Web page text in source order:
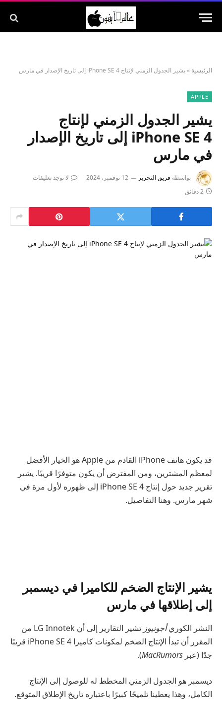
الرئيسية »يشير الجدول الزمني لإنتاج iPhone SE 4 إلى تاريخ الإصدار في مارس
APPLE
يشير الجدول الزمني لإنتاج
iPhone SE 4 إلى تاريخ الإصدار
في مارس
بواسطة فريق التحرير 12 نوفمبر، 2024
لا توجد تعليقات
2 دقائق
قد يكون هاتف iPhone القادم من Apple هو الخيار الأفضل
لمعظم المشترين، ومن المفترض أن يكون متوفرًا قريبًا. يشير
تقرير جديد حول إنتاج iPhone SE 4 إلى ظهوره لأول مرة في
شهر مارس. وهنا التفاصيل.
يشير الإنتاج الضخم للكاميرا في ديسمبر
إلى إطلاقها في مارس
النشر الكوريأجونيوز
تشير التقارير إلى أن LG Innotek من
المقرر أن تبدأ الإنتاج الضخم لمكونات كاميرا iPhone SE 4 قريبًا
جدًا (عبر MacRumors
).
ديسمبر هو الجدول الزمني المخطط له للوصول إلى الإنتاج
الكامل، وهذا يعطينا تلميحًا كبيرًا باعتباره تاريخ الإطلاق المتوقع.